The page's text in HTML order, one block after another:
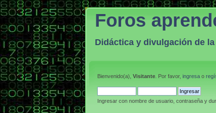
Foros
Didáctica y divulgación de
Bienvenido(a), Visitante . Por favor, ingresa o
Ingresar con nombre de usuario, contraseña y